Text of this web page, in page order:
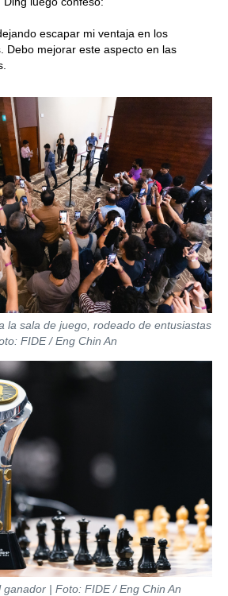
escapar mi ventaja en los
Debo mejorar este aspecto en las
la sala de juego, rodeado de entusiastas
FIDE / Eng Chin An
| Foto: FIDE / Eng Chin An